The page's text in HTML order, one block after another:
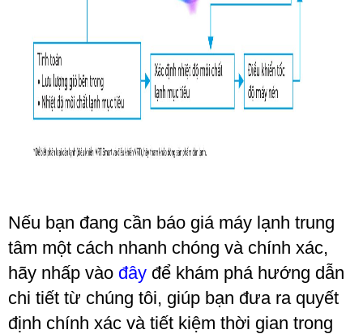
Nếu bạn đang cần báo giá máy lạnh trung
tâm một cách nhanh chóng và chính xác,
hãy nhấp vào đây để khám phá hướng dẫn
chi tiết từ chúng tôi, giúp bạn đưa ra quyết
định chính xác và tiết kiệm thời gian trong